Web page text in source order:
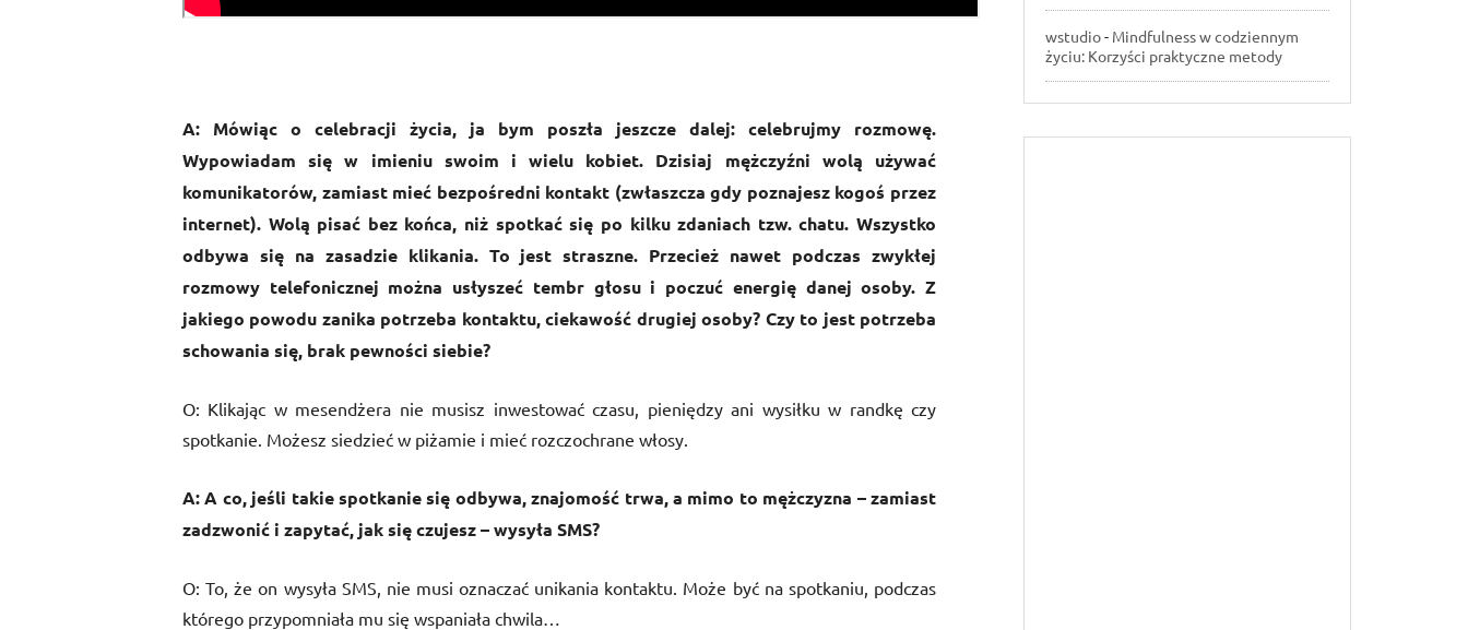
A: Mówiąc o celebracji życia, ja bym poszła jeszcze dalej: celebrujmy rozmowę.
Wypowiadam się w imieniu swoim i wielu kobiet. Dzisiaj mężczyźni wolą używać
komunikatorów, zamiast mieć bezpośredni kontakt (zwłaszcza gdy poznajesz kogoś przez
internet). Wolą pisać bez końca, niż spotkać się po kilku zdaniach tzw. chatu. Wszystko
odbywa się na zasadzie klikania. To jest straszne. Przecież nawet podczas zwykłej
rozmowy telefonicznej można usłyszeć tembr głosu i poczuć energię danej osoby. Z
jakiego powodu zanika potrzeba kontaktu, ciekawość drugiej osoby? Czy to jest potrzeba
schowania się, brak pewności siebie?
O: Klikając w mesendżera nie musisz inwestować czasu, pieniędzy ani wysiłku w randkę czy
spotkanie. Możesz siedzieć w piżamie i mieć rozczochrane włosy.
A: A co, jeśli takie spotkanie się odbywa, znajomość trwa, a mimo to mężczyzna – zamiast
zadzwonić i zapytać, jak się czujesz – wysyła SMS?
O: To, że on wysyła SMS, nie musi oznaczać unikania kontaktu. Może być na spotkaniu, podczas
którego przypomniała mu się wspaniała chwila…
wstudio- Mindfulness w codziennym
życiu: Korzyści praktyczne metody